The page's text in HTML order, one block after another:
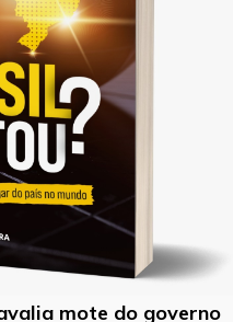
mote do governo